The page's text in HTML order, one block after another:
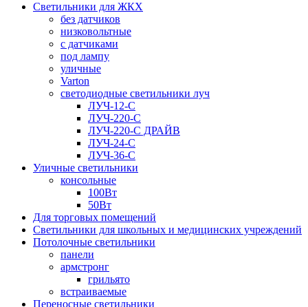
Светильники для ЖКХ
без датчиков
низковольтные
с датчиками
под лампу
уличные
Varton
светодиодные светильники луч
ЛУЧ-12-С
ЛУЧ-220-С
ЛУЧ-220-С ДРАЙВ
ЛУЧ-24-С
ЛУЧ-36-С
Уличные светильники
консольные
100Вт
50Вт
Для торговых помещений
Светильники для школьных и медицинских учреждений
Потолочные светильники
панели
армстронг
грильято
встраиваемые
Переносные светильники